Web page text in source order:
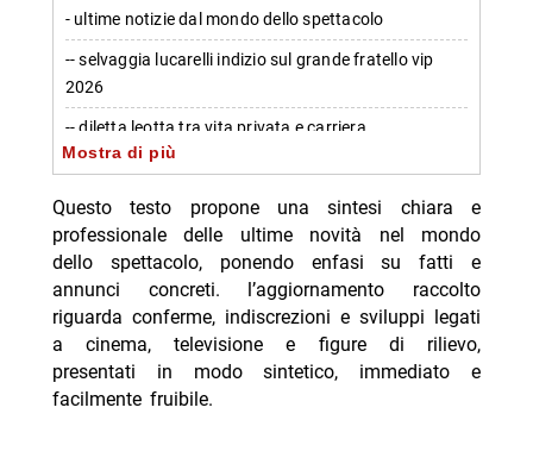
- ultime notizie dal mondo dello spettacolo
-- selvaggia lucarelli indizio sul grande fratello vip
2026
-- diletta leotta tra vita privata e carriera
-- diletta leotta e sfera ebba sta: messaggio
-- american psycho remake di luca guadagnino
difficolta nel casting
-- the batman part ii: inizio riprese
-- mads mikkelsen si unisce a dicaprio e lawrence nel
thriller di scorsese
-- scende il rating di decline di breaking bad 13 anni
Mostra di più
Questo testo propone una sintesi chiara e
professionale delle ultime novità nel mondo
dello spettacolo, ponendo enfasi su fatti e
annunci concreti. l’aggiornamento raccolto
riguarda conferme, indiscrezioni e sviluppi legati
a cinema, televisione e figure di rilievo,
presentati in modo sintetico, immediato e
facilmente fruibile.